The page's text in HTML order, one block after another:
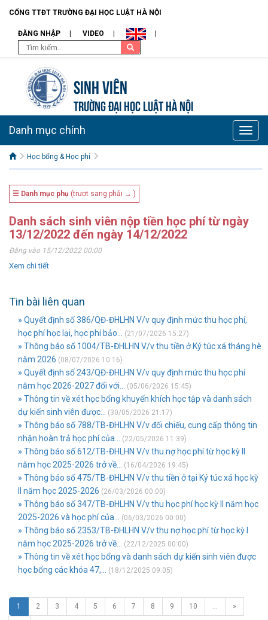
CỔNG TTĐT TRƯỜNG ĐẠI HỌC LUẬT HÀ NỘI
ĐĂNG NHẬP VIDEO
Sinh viên
TRƯỜNG ĐẠI HỌC LUẬT HÀ NỘI
Toggle
Danh mục chính
Học bổng & Học phí
☰ Danh mục phụ (trượt sang phải → )
Danh sách sinh viên nộp tiền học phí từ ngày
13/12/2022 đến ngày 14/12/2022
Đăng vào 15/12/2022 00:00
Xem chi tiết
Tin bài liên quan
» Quyết định số 386/QĐ-ĐHLHN V/v quy định mức thu học phí,
học phí học lại, học phí bảo...
(21/07/2026 15:27)
» Thông báo số 1004/TB-ĐHLHN V/v thu tiền ở Ký túc xá tháng hè
năm 2026 (08/07/2026 10:16)
» Quyết định số 243/QĐ-ĐHLHN V/v quy định mức thu học phí
năm học 2026-2027 đối với...
(05/06/2026 15:45)
» Thông tin về xét học bổng khuyến khích học tập và danh sách
dự kiến sinh viên được...
(30/05/2026 21:17)
» Thông báo số 788/TB-ĐHLHN V/v đối chiếu, cung cấp thông tin
nhận hoàn trả học phí của...
(22/05/2026 11:39)
» Thông báo số 612/TB-ĐHLHN V/v thu nợ học phí từ học kỳ II
năm học 2025-2026 trở về...
(16/04/2026 19:45)
» Thông báo số 475/TB-ĐHLHN V/v thu tiền ở tại Ký túc xá học kỳ
II năm học 2025-2026 (26/03/2026 00:00)
» Thông báo số 347/TB-ĐHLHN V/v thu học phí học kỳ II năm học
2025-2026 và học phí của...
(06/03/2026 00:00)
» Thông báo số 2353/TB-ĐHLHN V/v thu nợ học phí từ học kỳ I
năm học 2025-2026 trở về...
(22/12/2025 00:00)
» Thông tin về xét học bổng và danh sách dự kiến sinh viên được
học bổng các khóa 47,...
(18/12/2025 09:05)
1 2 3 4 5 6 7 8 9 10 … »